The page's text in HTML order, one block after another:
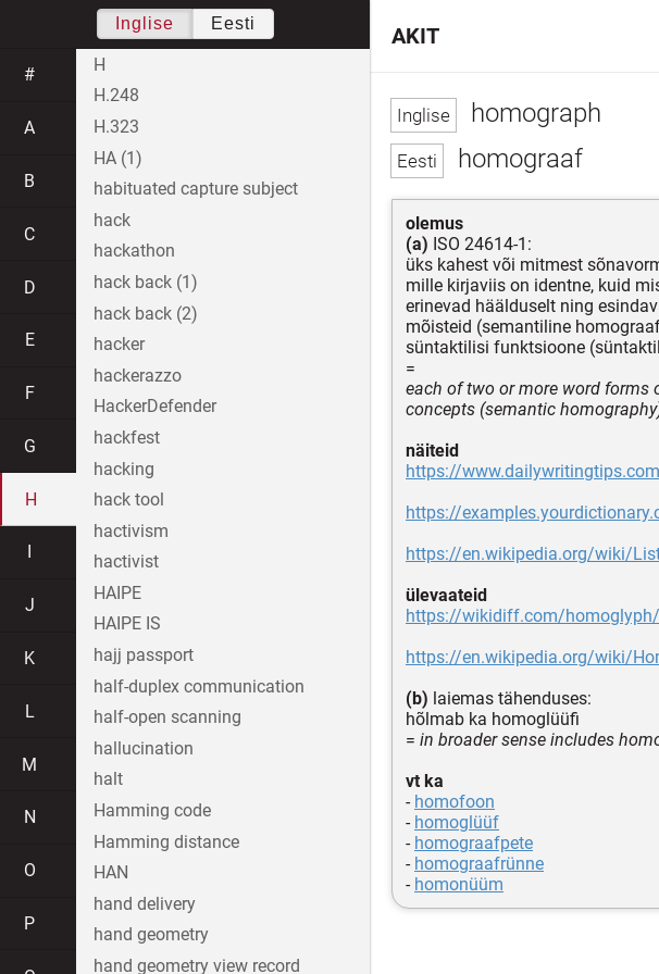
homograph
homograaf
olemus
(a) ISO 24614-1:
üks kahest või mitmest
mille kirjaviis on identne, kuid
erinevad häälduselt ning
mõisteid (semantiline
süntaktilisi funktsioone
=
each of two or more word forms
concepts (semantic
näiteid
https://
https://
https://en.wikipedia.org/wiki/
ülevaateid
https://wikidiff.com/
https://en.wikipedia.org/wiki/
(b) laiemas tähenduses:
hõlmab ka homoglüüfi
= in broader sense includes
vt ka
- homofoon
- homoglüüf
- homograafpete
- homograafrünne
- homonüüm
AKIT
Inglise Eesti
#
A
B
C
D
E
F
G
H
J
K
L
M
N
O
P
H
H.248
H.323
HA (1)
habituated capture subject
hack
hackathon
hack back (1)
hack back (2)
hacker
hackerazzo
HackerDefender
hackfest
hacking
hack tool
hactivism
hactivist
HAIPE
HAIPE IS
hajj passport
half-duplex communication
half-open scanning
hallucination
halt
Hamming code
Hamming distance
HAN
hand delivery
hand geometry
hand geometry view record